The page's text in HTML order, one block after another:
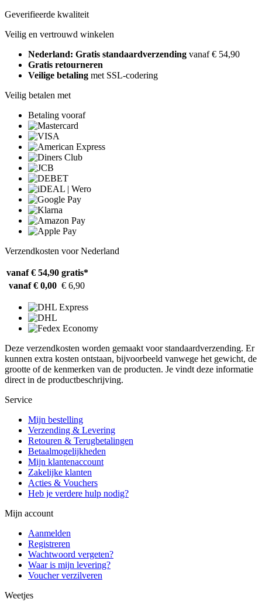
Geverifieerde kwaliteit
Veilig en vertrouwd winkelen
Nederland: Gratis standaardverzending vanaf € 54,90
Gratis retourneren
Veilige betaling met SSL-codering
Veilig betalen met
Betaling vooraf
Verzendkosten voor Nederland
vanaf € 54,90 gratis*
vanaf € 0,00 € 6,90
Deze verzendkosten worden gemaakt voor standaardverzending. Er
kunnen extra kosten ontstaan, bijvoorbeeld vanwege het gewicht, de
grootte of de kenmerken van de producten. Je vindt deze informatie
direct in de productbeschrijving.
Service
Mijn bestelling
Verzending & Levering
Retouren & Terugbetalingen
Betaalmogelijkheden
Mijn klantenaccount
Zakelijke klanten
Acties & Vouchers
Heb je verdere hulp nodig?
Mijn account
Aanmelden
Registreren
Wachtwoord vergeten?
Waar is mijn levering?
Voucher verzilveren
Weetjes